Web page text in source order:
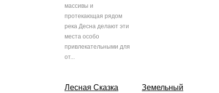
массивы и
протекающая рядом
река Десна делают эти
места особо
привлекательными для
от...
Лесная Сказка
Земельный